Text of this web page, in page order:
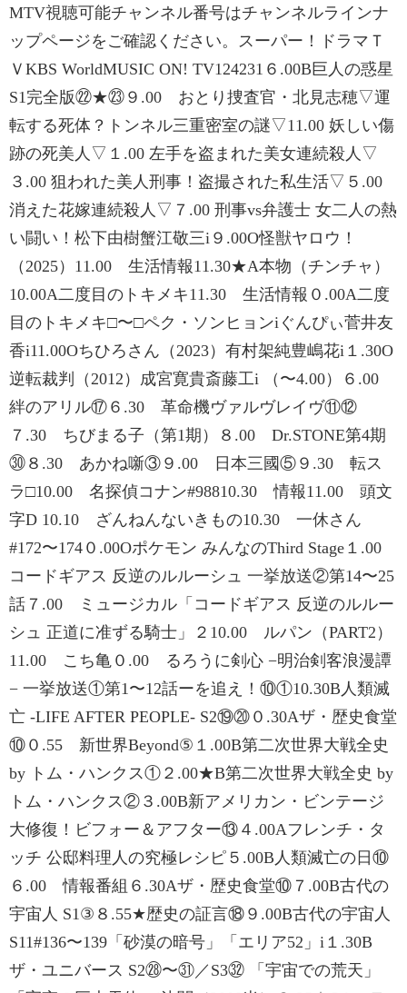
MTV視聴可能チャンネル番号はチャンネルラインナ
ップページをご確認ください。スーパー！ドラマＴ
ＶKBS WorldMUSIC ON! TV124231６.00B巨人の惑星
S1完全版㉒★㉓９.00 おとり捜査官・北見志穂▽運
転する死体？トンネル三重密室の謎▽11.00 妖しい傷
跡の死美人▽１.00 左手を盗まれた美女連続殺人▽
３.00 狙われた美人刑事！盗撮された私生活▽５.00
消えた花嫁連続殺人▽７.00 刑事vs弁護士 女二人の熱
い闘い！松下由樹蟹江敬三i９.00O怪獣ヤロウ！
（2025）11.00 生活情報11.30★A本物（チンチャ）
10.00A二度目のトキメキ11.30 生活情報０.00A二度
目のトキメキ□〜□ペク・ソンヒョンiぐんぴぃ菅井友
香i11.00Oちひろさん（2023）有村架純豊嶋花i１.30O
逆転裁判（2012）成宮寛貴斎藤工i （〜4.00）６.00
絆のアリル⑰６.30 革命機ヴァルヴレイヴ⑪⑫
７.30 ちびまる子（第1期）８.00 Dr.STONE第4期
㉚８.30 あかね噺③９.00 日本三國⑤９.30 転ス
ラ□10.00 名探偵コナン#98810.30 情報11.00 頭文
字D 10.10 ざんねんないきもの10.30 一休さん
#172〜174０.00Oポケモン みんなのThird Stage１.00
コードギアス 反逆のルルーシュ 一挙放送②第14〜25
話７.00 ミュージカル「コードギアス 反逆のルルー
シュ 正道に准ずる騎士」２10.00 ルパン（PART2）
11.00 こち亀０.00 るろうに剣心 −明治剣客浪漫譚
− 一挙放送①第1〜12話ーを追え！⑩①10.30B人類滅
亡 -LIFE AFTER PEOPLE- S2⑲⑳０.30Aザ・歴史食堂
⑩０.55 新世界Beyond⑤１.00B第二次世界大戦全史
by トム・ハンクス①２.00★B第二次世界大戦全史 by
トム・ハンクス②３.00B新アメリカン・ビンテージ
大修復！ビフォー＆アフター⑬４.00Aフレンチ・タ
ッチ 公邸料理人の究極レシピ５.00B人類滅亡の日⑩
６.00 情報番組６.30Aザ・歴史食堂⑩７.00B古代の
宇宙人 S1③８.55★歴史の証言⑱９.00B古代の宇宙人
S11#136〜139「砂漠の暗号」「エリア52」i１.30B
ザ・ユニバース S2㉘〜㉛／S3㉜ 「宇宙での荒天」